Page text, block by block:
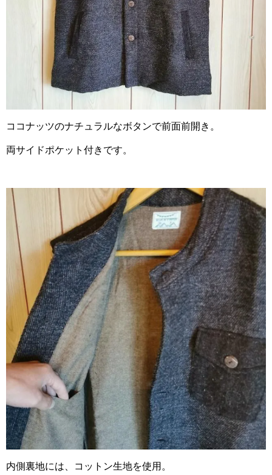
ココナッツのナチュラルなボタンで前面前開き。
両サイドポケット付きです。
内側裏地には、コットン生地を使用。